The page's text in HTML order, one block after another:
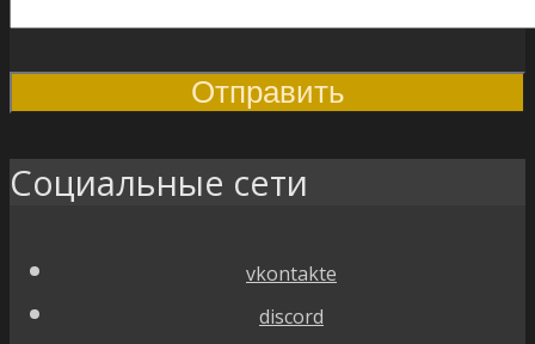
Социальные сети
vkontakte
discord